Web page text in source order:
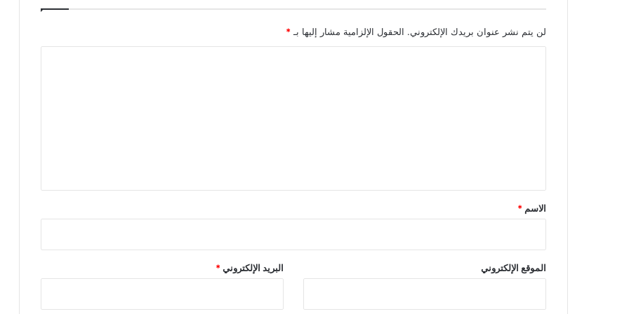
لن يتم نشر عنوان بريدك الإلكتروني. الحقول الإلزامية مشار إليها بـ *
*
الاسم *
البريد الإلكتروني* الموقع الإلكتروني